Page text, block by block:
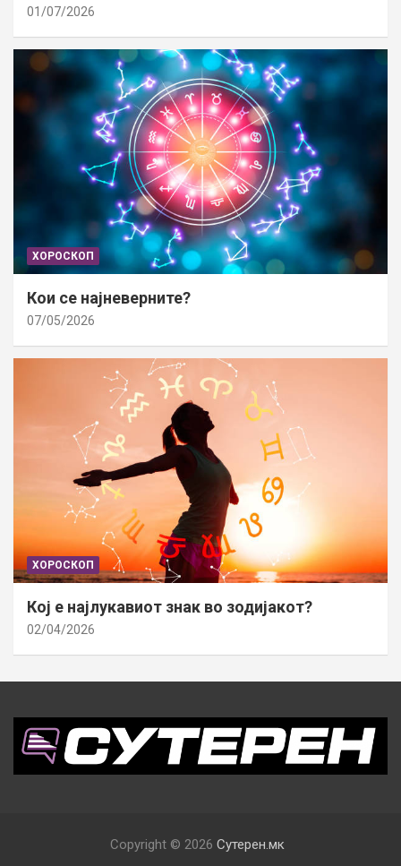
01/07/2026
ХОРОСКОП
Кои се најневерните?
07/05/2026
ХОРОСКОП
Кој е најлукавиот знак во зодијакот?
02/04/2026
Copyright © 2026 Сутерен.мк